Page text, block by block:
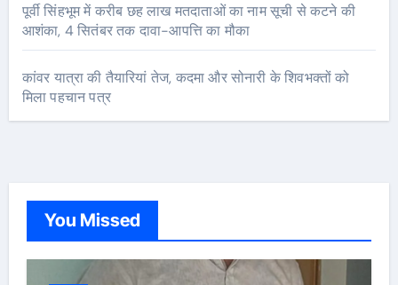
पूर्वी सिंहभूम में करीब छह लाख मतदाताओं का नाम सूची से कटने की
आशंका, 4 सितंबर तक दावा-आपत्ति का मौका
कांवर यात्रा की तैयारियां तेज, कदमा और सोनारी के शिवभक्तों को
मिला पहचान पत्र
You Missed